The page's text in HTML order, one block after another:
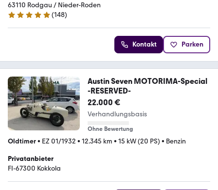
63110 Rodgau / Nieder-Roden
5 Sterne
(148)
Kontakt Parken
Austin Seven MOTORIMA-Special
-RESERVED-
22.000 €
Verhandlungsbasis
Ohne Bewertung
Oldtimer• EZ 01/1932 • 12.345 km • 15 kW (20 PS) • Benzin
Privatanbieter
FI-67300 Kokkola